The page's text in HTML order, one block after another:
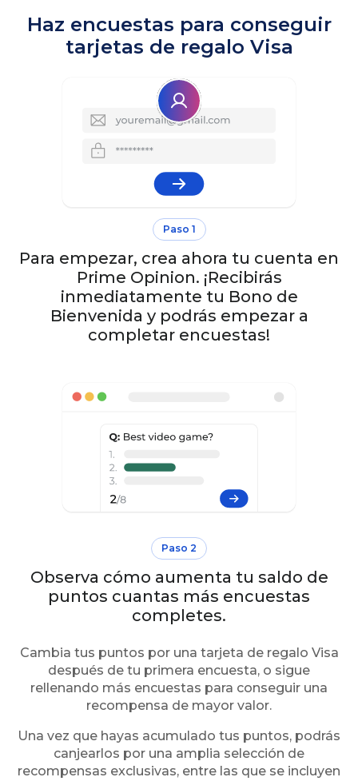
Haz encuestas para conseguir
tarjetas de regalo Visa
Paso 1
Para empezar, crea ahora tu cuenta en
Prime Opinion. ¡Recibirás
inmediatamente tu Bono de
Bienvenida y podrás empezar a
completar encuestas!
Paso 2
Observa cómo aumenta tu saldo de
puntos cuantas más encuestas
completes.
Cambia tus puntos por una tarjeta de regalo Visa
después de tu primera encuesta, o sigue
rellenando más encuestas para conseguir una
recompensa de mayor valor.
Una vez que hayas acumulado tus puntos, podrás
canjearlos por una amplia selección de
recompensas exclusivas, entre las que se incluyen